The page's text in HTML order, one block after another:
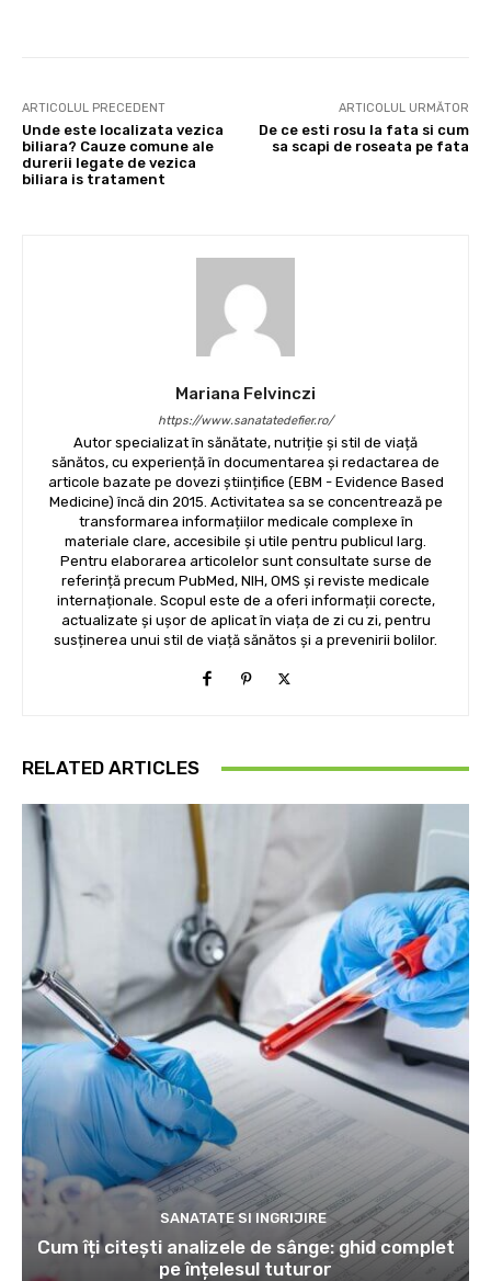
ARTICOLUL PRECEDENT
Unde este localizata vezica
biliara? Cauze comune ale
durerii legate de vezica
biliara is tratament
ARTICOLUL URMĂTOR
De ce esti rosu la fata si cum
sa scapi de roseata pe fata
Mariana Felvinczi
https://www.sanatatedefier.ro/
Autor specializat în sănătate, nutriție și stil de viață
sănătos, cu experiență în documentarea și redactarea de
articole bazate pe dovezi științifice (EBM - Evidence Based
Medicine) încă din 2015. Activitatea sa se concentrează pe
transformarea informațiilor medicale complexe în
materiale clare, accesibile și utile pentru publicul larg.
Pentru elaborarea articolelor sunt consultate surse de
referință precum PubMed, NIH, OMS și reviste medicale
internaționale. Scopul este de a oferi informații corecte,
actualizate și ușor de aplicat în viața de zi cu zi, pentru
susținerea unui stil de viață sănătos și a prevenirii bolilor.
RELATED ARTICLES
SANATATE SI INGRIJIRE
Cum îți citești analizele de sânge: ghid complet
pe înțelesul tuturor